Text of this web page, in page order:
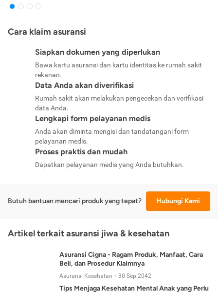
Cara klaim asuransi
Siapkan dokumen yang diperlukan
Bawa kartu asuransi dan kartu identitas ke rumah sakit
rekanan.
Data Anda akan diverifikasi
Rumah sakit akan melakukan pengecekan dan verifikasi
data Anda.
Lengkapi form pelayanan medis
Anda akan diminta mengisi dan tandatangani form
pelayanan medis.
Proses praktis dan mudah
Dapatkan pelayanan medis yang Anda butuhkan.
Butuh bantuan mencari produk yang tepat? Hubungi Kami
Artikel terkait asuransi jiwa & kesehatan
Asuransi Cigna - Ragam Produk, Manfaat, Cara
Beli, dan Prosedur Klaimnya
Asuransi Kesehatan 30 Sep 2042
Tips Menjaga Kesehatan Mental Anak yang Perlu